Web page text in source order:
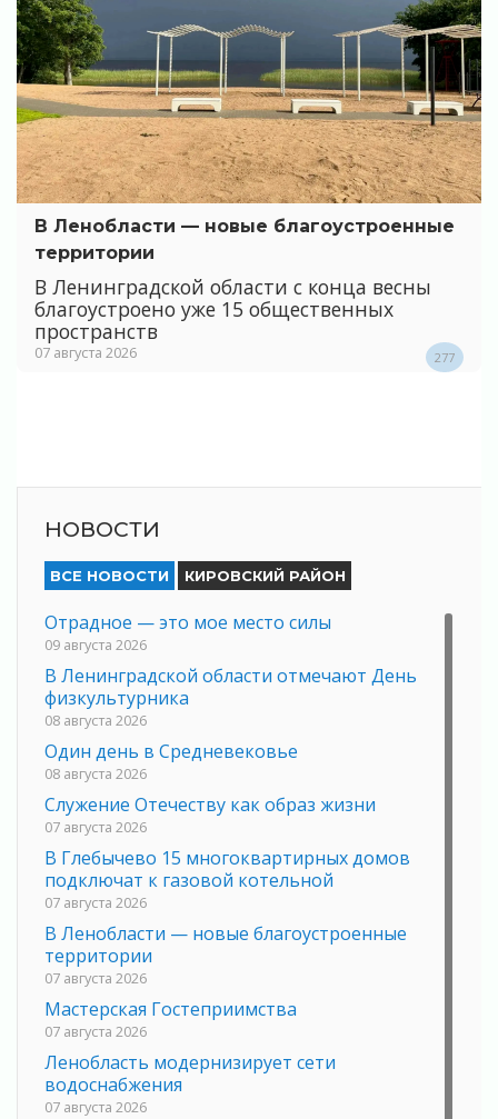
В Ленобласти — новые благоустроенные
территории
В Ленинградской области с конца весны
благоустроено уже 15 общественных
пространств
07 августа 2026 277
НОВОСТИ
ВСЕ НОВОСТИ КИРОВСКИЙ РАЙОН
Отрадное — это мое место силы
09 августа 2026
В Ленинградской области отмечают День
физкультурника
08 августа 2026
Один день в Средневековье
08 августа 2026
Служение Отечеству как образ жизни
07 августа 2026
В Глебычево 15 многоквартирных домов
подключат к газовой котельной
07 августа 2026
В Ленобласти — новые благоустроенные
территории
07 августа 2026
Мастерская Гостеприимства
07 августа 2026
Ленобласть модернизирует сети
водоснабжения
07 августа 2026